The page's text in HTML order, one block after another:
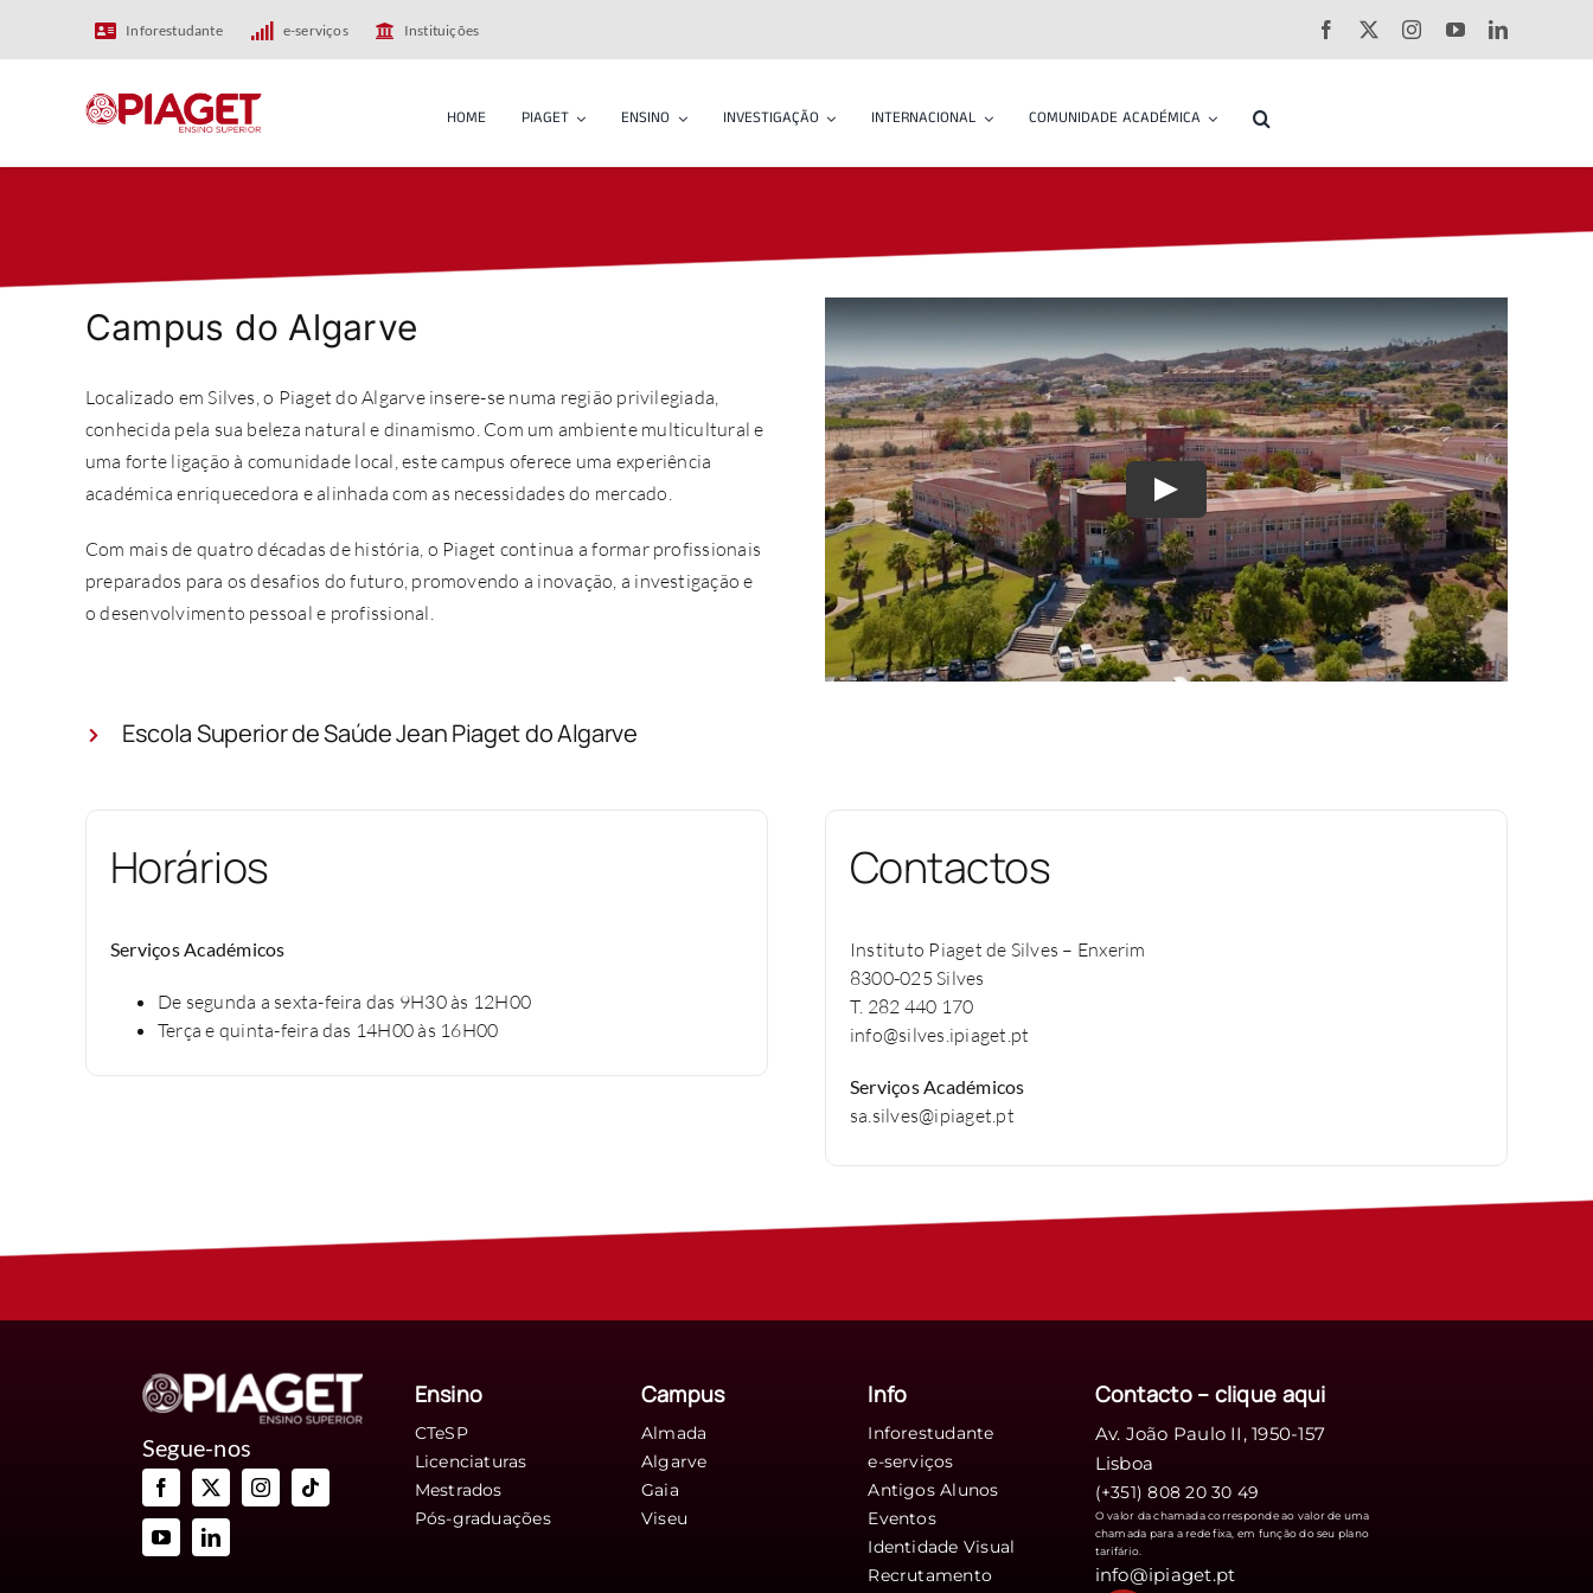
Inforestudante e-serviços Instituições
HOME PIAGET ENSINO INVESTIGAÇÃO INTERNACIONAL COMUNIDADE ACADÉMICA
Campus do Algarve
Localizado em Silves, o Piaget do Algarve insere-se numa região privilegiada,
conhecida pela sua beleza natural e dinamismo. Com um ambiente multicultural e
uma forte ligação à comunidade local, este campus oferece uma experiência
académica enriquecedora e alinhada com as necessidades do mercado.
Com mais de quatro décadas de história, o Piaget continua a formar profissionais
preparados para os desafios do futuro, promovendo a inovação, a investigação e
o desenvolvimento pessoal e profissional.
Escola Superior de Saúde Jean Piaget do Algarve
Horários
Serviços Académicos
De segunda a sexta-feira das 9H30 às 12H00
Terça e quinta-feira das 14H00 às 16H00
Contactos
Instituto Piaget de Silves – Enxerim
8300-025 Silves
T. 282 440 170
info@silves.ipiaget.pt
Serviços Académicos
sa.silves@ipiaget.pt
Segue-nos
Ensino
CTeSP
Licenciaturas
Mestrados
Pós-graduações
Campus
Almada
Algarve
Gaia
Viseu
Info
Inforestudante
e-serviços
Antigos Alunos
Eventos
Identidade Visual
Recrutamento
Contacto – clique aqui
Av. João Paulo II, 1950-157
Lisboa
(+351) 808 20 30 49
O valor da chamada corresponde ao valor de uma
chamada para a rede fixa, em função do seu plano
tarifário.
info@ipiaget.pt